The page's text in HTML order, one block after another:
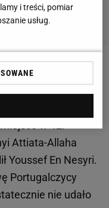
kontenerów? Cała
Attiata-Allaha
Youssef En Nesyri.
Portugalczycy
nie udało
i treści, pomiar
usług.